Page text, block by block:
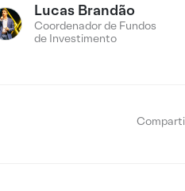
Lucas Brandão
Coordenador de Fundos
de Investimento